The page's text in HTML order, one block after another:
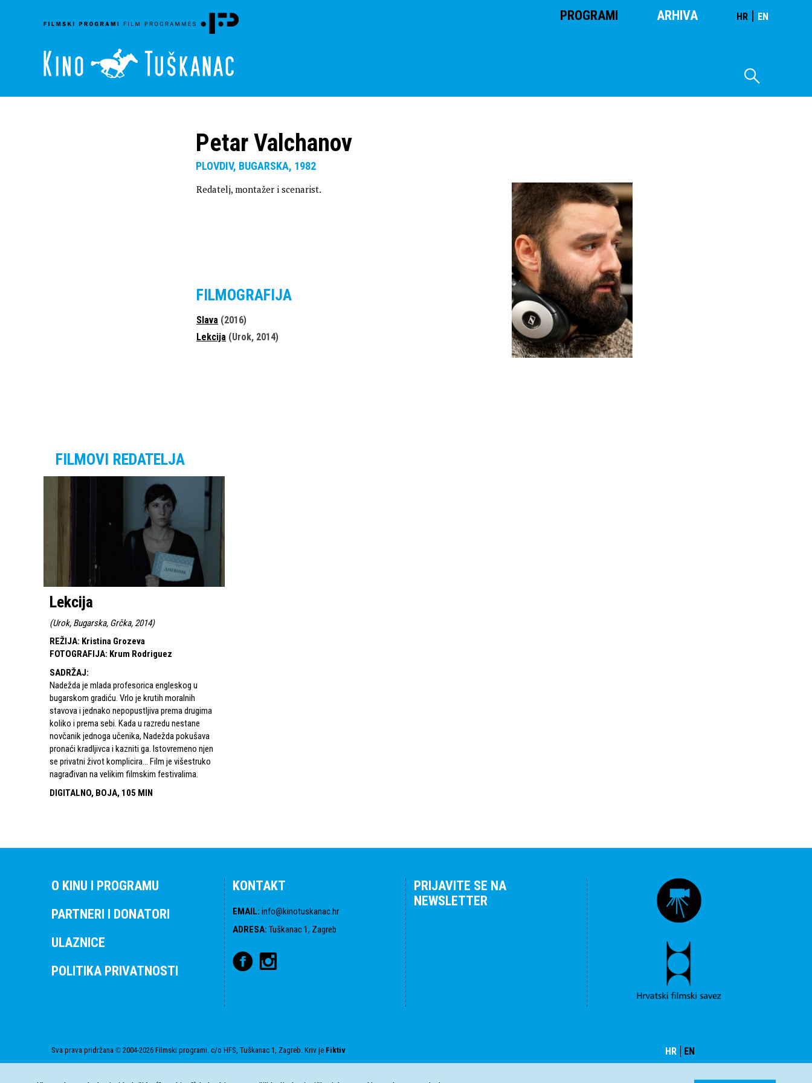
PROGRAMI ARHIVA HR | EN
Petar Valchanov
PLOVDIV, BUGARSKA, 1982
Redatelj, montažer i scenarist.
FILMOGRAFIJA
Slava (2016)
Lekcija (Urok, 2014)
FILMOVI REDATELJA
Lekcija
(Urok, Bugarska, Grčka, 2014)
REŽIJA: Kristina Grozeva
FOTOGRAFIJA: Krum Rodriguez
SADRŽAJ:
Nadežda je mlada profesorica engleskog u
bugarskom gradiću. Vrlo je krutih moralnih
stavova i jednako nepopustljiva prema drugima
koliko i prema sebi. Kada u razredu nestane
novčanik jednoga učenika, Nadežda pokušava
pronaći kradljivca i kazniti ga. Istovremeno njen
se privatni život komplicira… Film je višestruko
nagrađivan na velikim filmskim festivalima.
DIGITALNO, BOJA, 105 MIN
O KINU I PROGRAMU
PARTNERI I DONATORI
ULAZNICE
POLITIKA PRIVATNOSTI
KONTAKT
EMAIL: info@kinotuskanac.hr
ADRESA: Tuškanac 1, Zagreb
PRIJAVITE SE NA
NEWSLETTER
HR EN
Sva prava pridržana © 2004-2026 Filmski programi. c/o HFS, Tuškanac 1, Zagreb. Kriv je Fiktiv